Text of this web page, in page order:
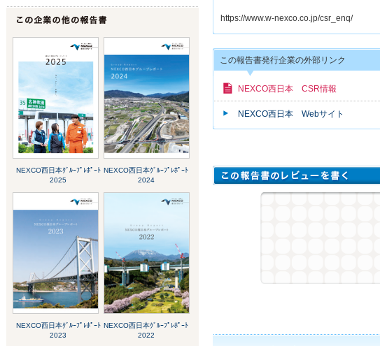
NEXCO西日本ｸﾞﾙｰﾌﾟﾚﾎﾟｰﾄ
2025
NEXCO西日本ｸﾞﾙｰﾌﾟﾚﾎﾟｰﾄ
2024
NEXCO西日本ｸﾞﾙｰﾌﾟﾚﾎﾟｰﾄ
2023
NEXCO西日本ｸﾞﾙｰﾌﾟﾚﾎﾟｰﾄ
2022
https://www.w-nexco.co.jp/csr_enq/
この報告書発行企業の外部リンク
NEXCO西日本 CSR情報
NEXCO西日本 Webサイト